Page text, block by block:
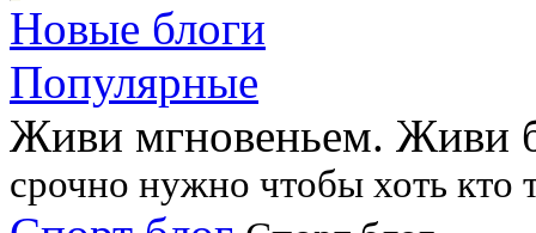
Новые блоги
Популярные
Живи мгновеньем. Живи
срочно нужно чтобы хоть кто